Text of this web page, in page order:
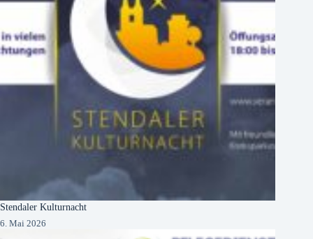
Stendaler Kulturnacht
6. Mai 2026